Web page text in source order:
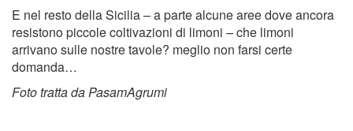
E nel resto della Sicilia – a parte alcune aree dove ancora
resistono piccole coltivazioni di limoni – che limoni
arrivano sulle nostre tavole? meglio non farsi certe
domanda…
Foto tratta da PasamAgrumi